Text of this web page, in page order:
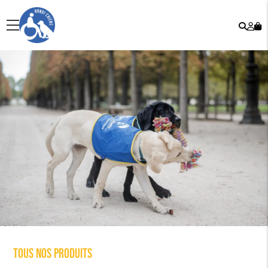
menu
Tous nos produits